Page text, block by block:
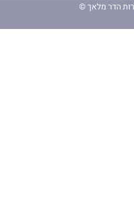
הדר מלאך ©